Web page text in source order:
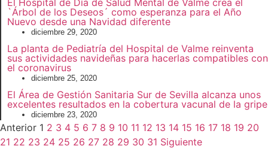
El Hospital de Día de Salud Mental de Valme crea el
`Árbol de los Deseos´ como esperanza para el Año
Nuevo desde una Navidad diferente
diciembre 29, 2020
La planta de Pediatría del Hospital de Valme reinventa
sus actividades navideñas para hacerlas compatibles con
el coronavirus
diciembre 25, 2020
El Área de Gestión Sanitaria Sur de Sevilla alcanza unos
excelentes resultados en la cobertura vacunal de la gripe
diciembre 23, 2020
Anterior 1 2 3 4 5 6 7 8 9 10 11 12 13 14 15 16 17 18 19 20
21 22 23 24 25 26 27 28 29 30 31 Siguiente